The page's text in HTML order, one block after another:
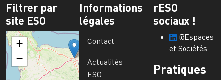
Filtrer par
site ESO
+
−
Informations
légales
Contact
Actualités
ESO
rESO
sociaux !
@Espaces
et Sociétés
Pratiques